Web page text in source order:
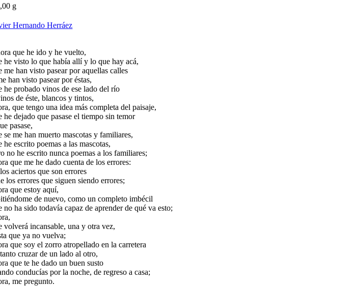
g
Hernando Herráez
que he ido y he vuelto,
he visto lo que había allí y lo que hay acá,
me han visto pasear por aquellas calles
han visto pasear por éstas,
he probado vinos de ese lado del río
de éste, blancos y tintos,
que tengo una idea más completa del paisaje,
he dejado que pasase el tiempo sin temor
pasase,
se me han muerto mascotas y familiares,
he escrito poemas a las mascotas,
no he escrito nunca poemas a los familiares;
que me he dado cuenta de los errores:
aciertos que son errores
los errores que siguen siendo errores;
que estoy aquí,
de nuevo, como un completo imbécil
no ha sido todavía capaz de aprender de qué va esto;
volverá incansable, una y otra vez,
que ya no vuelva;
que soy el zorro atropellado en la carretera
cruzar de un lado al otro,
que te he dado un buen susto
conducías por la noche, de regreso a casa;
me pregunto.